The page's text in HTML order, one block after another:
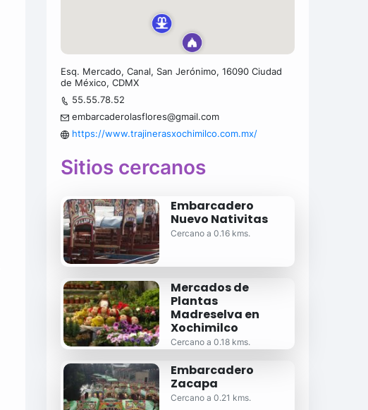
Esq. Mercado, Canal, San Jerónimo, 16090 Ciudad
de México, CDMX
55.55.78.52
embarcaderolasflores@gmail.com
https://www.trajinerasxochimilco.com.mx/
Sitios cercanos
Embarcadero
Nuevo Nativitas
Cercano a 0.16 kms.
Mercados de
Plantas
Madreselva en
Xochimilco
Cercano a 0.18 kms.
Embarcadero
Zacapa
Cercano a 0.21 kms.